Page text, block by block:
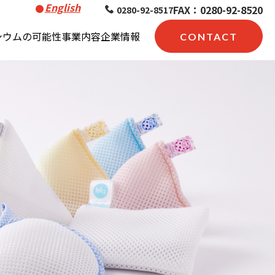
English 0280-92-8517FAX：0280-92-8520
ムの可能性事業内容企業情報 CONTACT